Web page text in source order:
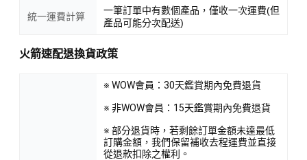
統一運費計算
一筆訂單中有數個產品，僅收一次運費(但
產品可能分次配送)
火箭速配退換貨政策
※ WOW會員：30天鑑賞期內免費退貨
※ 非WOW會員：15天鑑賞期內免費退貨
※ 部分退貨時，若剩餘訂單金額未達最低
訂購金額，我們保留補收去程運費並直接
從退款扣除之權利。